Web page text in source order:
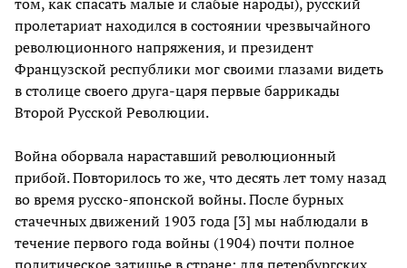
пролетариат находился в состоянии чрезвычайного
революционного напряжения, и президент
Французской республики мог своими глазами видеть
в столице своего друга-царя первые баррикады
Второй Русской Революции.
Война оборвала нараставший революционный
прибой. Повторилось то же, что десять лет тому назад
во время русско-японской войны. После бурных
стачечных движений 1903 года [3] мы наблюдали в
течение первого года войны (1904) почти полное
политическое затишье в стране: для петербургских